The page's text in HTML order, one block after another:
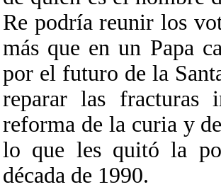
Re podría reunir los
más que en un Papa
por el futuro de la
reparar las fracturas
reforma de la curia y
lo que les quitó la
década de 1990.